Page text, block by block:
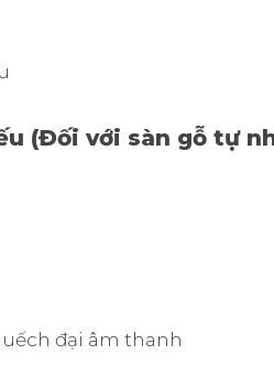
(Đối với sàn gỗ tự
đại âm thanh